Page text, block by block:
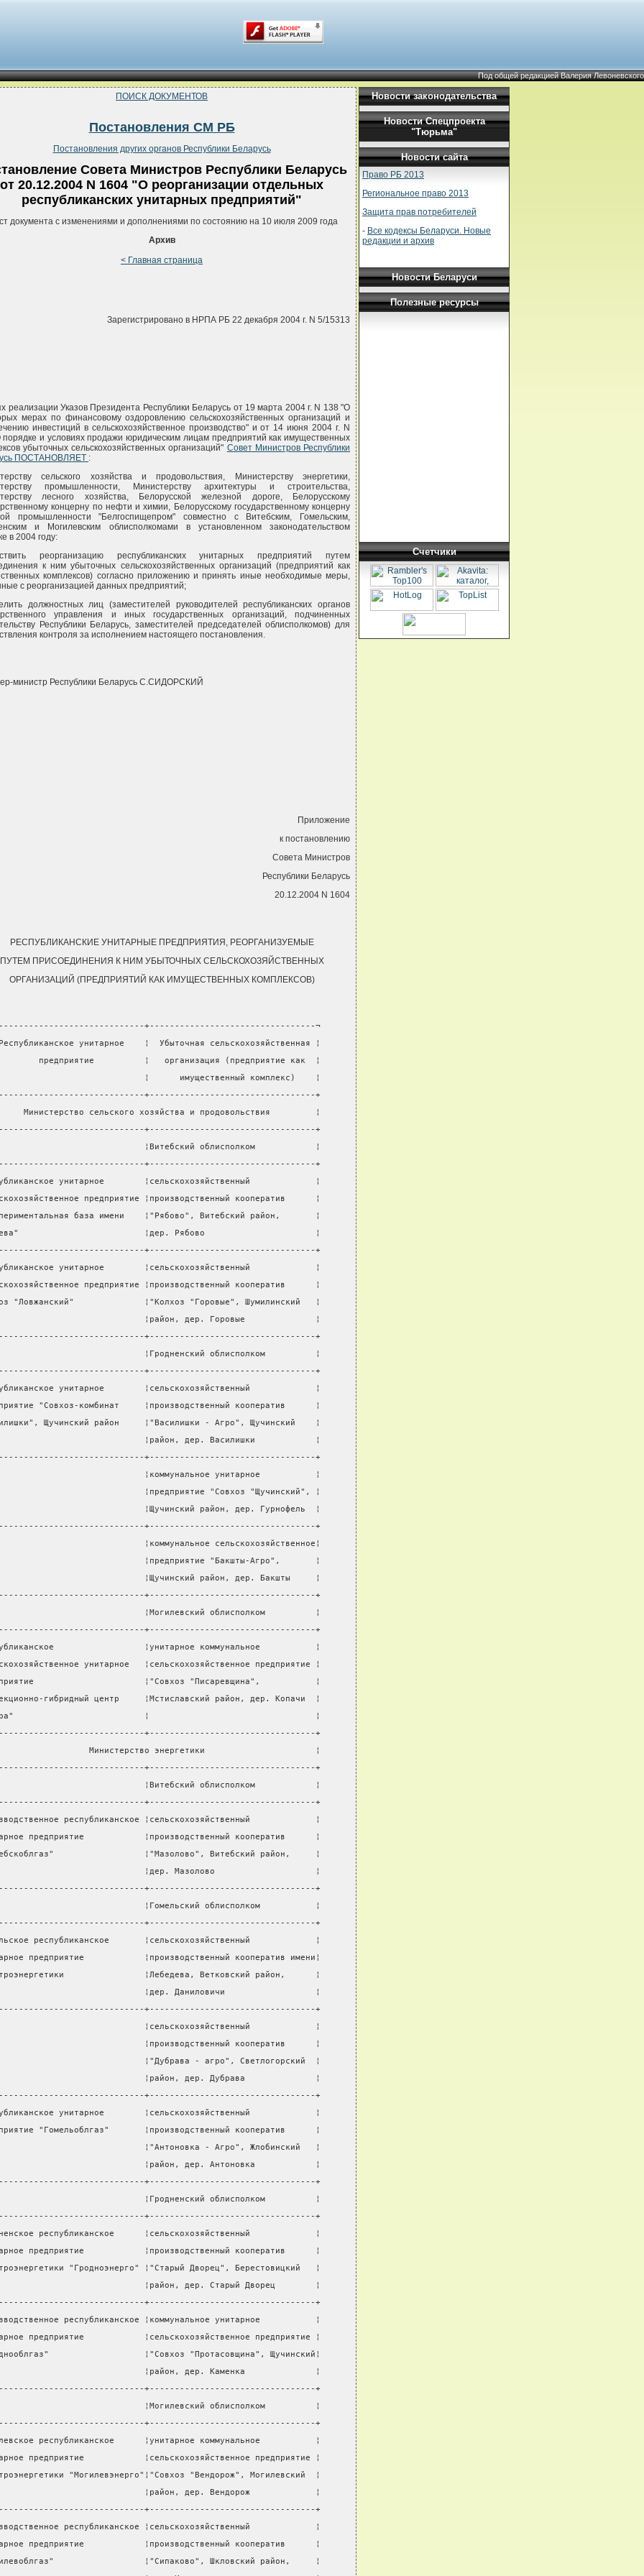
Под общей редакцией Валерия Левоневского
ПОИСК ДОКУМЕНТОВ
Постановления СМ РБ
Постановления других органов Республики Беларусь
Совета Министров Республики Беларусь
от 20.12.2004 N 1604 "О реорганизации отдельных
республиканских унитарных предприятий"
документа с изменениями и дополнениями по состоянию на 10 июля 2009 года
Архив
< Главная страница
Зарегистрировано в НРПА РБ 22 декабря 2004 г. N 5/15313
реализации Указов Президента Республики Беларусь от 19 марта 2004 г. N 138 "О
мерах по финансовому оздоровлению сельскохозяйственных организаций и
инвестиций в сельскохозяйственное производство" и от 14 июня 2004 г. N
и условиях продажи юридическим лицам предприятий как имущественных
убыточных сельскохозяйственных организаций" Совет Министров Республики
ПОСТАНОВЛЯЕТ :
сельского хозяйства и продовольствия, Министерству энергетики,
промышленности, Министерству архитектуры и строительства,
лесного хозяйства, Белорусской железной дороге, Белорусскому
концерну по нефти и химии, Белорусскому государственному концерну
промышленности "Белгоспищепром" совместно с Витебским, Гомельским,
и Могилевским облисполкомами в установленном законодательством
в 2004 году:
реорганизацию республиканских унитарных предприятий путем
к ним убыточных сельскохозяйственных организаций (предприятий как
комплексов) согласно приложению и принять иные необходимые меры,
с реорганизацией данных предприятий;
должностных лиц (заместителей руководителей республиканских органов
управления и иных государственных организаций, подчиненных
Республики Беларусь, заместителей председателей облисполкомов) для
контроля за исполнением настоящего постановления.
министр Республики Беларусь С.СИДОРСКИЙ
Приложение
к постановлению
Совета Министров
Республики Беларусь
20.12.2004 N 1604
РЕСПУБЛИКАНСКИЕ УНИТАРНЫЕ ПРЕДПРИЯТИЯ, РЕОРГАНИЗУЕМЫЕ
ПУТЕМ ПРИСОЕДИНЕНИЯ К НИМ УБЫТОЧНЫХ СЕЛЬСКОХОЗЯЙСТВЕННЫХ
ОРГАНИЗАЦИЙ (ПРЕДПРИЯТИЙ КАК ИМУЩЕСТВЕННЫХ КОМПЛЕКСОВ)
+---------------------------------¬
унитарное    ¦  Убыточная сельскохозяйственная ¦
предприятие          ¦   организация (предприятие как  ¦
¦      имущественный комплекс)    ¦
+---------------------------------+
Министерство сельского хозяйства и продовольствия         ¦
+---------------------------------+
¦Витебский облисполком            ¦
+---------------------------------+
унитарное        ¦сельскохозяйственный             ¦
предприятие ¦производственный кооператив      ¦
база имени    ¦"Рябово", Витебский район,       ¦
¦дер. Рябово                      ¦
+---------------------------------+
унитарное        ¦сельскохозяйственный             ¦
предприятие ¦производственный кооператив      ¦
"Ловжанский"              ¦"Колхоз "Горовые", Шумилинский   ¦
¦район, дер. Горовые              ¦
+---------------------------------+
¦Гродненский облисполком          ¦
+---------------------------------+
унитарное        ¦сельскохозяйственный             ¦
"Совхоз-комбинат     ¦производственный кооператив      ¦
Щучинский район     ¦"Василишки - Агро", Щучинский    ¦
¦район, дер. Василишки            ¦
+---------------------------------+
¦коммунальное унитарное           ¦
¦предприятие "Совхоз "Щучинский", ¦
¦Щучинский район, дер. Гурнофель  ¦
+---------------------------------+
¦коммунальное сельскохозяйственное¦
¦предприятие "Бакшты-Агро",       ¦
¦Щучинский район, дер. Бакшты     ¦
+---------------------------------+
¦Могилевский облисполком          ¦
+---------------------------------+
¦унитарное коммунальное           ¦
унитарное   ¦сельскохозяйственное предприятие ¦
¦"Совхоз "Писаревщина",           ¦
гибридный центр     ¦Мстиславский район, дер. Копачи  ¦
¦                                 ¦
+---------------------------------+
Министерство энергетики                      ¦
+---------------------------------+
¦Витебский облисполком            ¦
+---------------------------------+
республиканское ¦сельскохозяйственный             ¦
предприятие            ¦производственный кооператив      ¦
¦"Мазолово", Витебский район,     ¦
¦дер. Мазолово                    ¦
+---------------------------------+
¦Гомельский облисполком           ¦
+---------------------------------+
республиканское       ¦сельскохозяйственный             ¦
предприятие            ¦производственный кооператив имени¦
¦Лебедева, Ветковский район,      ¦
¦дер. Даниловичи                  ¦
+---------------------------------+
¦сельскохозяйственный             ¦
¦производственный кооператив      ¦
¦"Дубрава - агро", Светлогорский  ¦
¦район, дер. Дубрава              ¦
+---------------------------------+
унитарное        ¦сельскохозяйственный             ¦
"Гомельоблгаз"       ¦производственный кооператив      ¦
¦"Антоновка - Агро", Жлобинский   ¦
¦район, дер. Антоновка            ¦
+---------------------------------+
¦Гродненский облисполком          ¦
+---------------------------------+
республиканское      ¦сельскохозяйственный             ¦
предприятие            ¦производственный кооператив      ¦
"Гродноэнерго" ¦"Старый Дворец", Берестовицкий   ¦
¦район, дер. Старый Дворец        ¦
+---------------------------------+
республиканское ¦коммунальное унитарное           ¦
предприятие            ¦сельскохозяйственное предприятие ¦
¦"Совхоз "Протасовщина", Щучинский¦
¦район, дер. Каменка              ¦
+---------------------------------+
¦Могилевский облисполком          ¦
+---------------------------------+
республиканское      ¦унитарное коммунальное           ¦
предприятие            ¦сельскохозяйственное предприятие ¦
"Могилевэнерго"¦"Совхоз "Вендорож", Могилевский  ¦
¦район, дер. Вендорож             ¦
+---------------------------------+
республиканское ¦сельскохозяйственный             ¦
предприятие            ¦производственный кооператив      ¦
¦"Сипаково", Шкловский район,     ¦
Новости законодательства
Новости Спецпроекта
"Тюрьма"
Новости сайта
Право РБ 2013
Региональное право 2013
Защита прав потребителей
- Все кодексы Беларуси. Новые
редакции и архив
Новости Беларуси
Полезные ресурсы
Счетчики